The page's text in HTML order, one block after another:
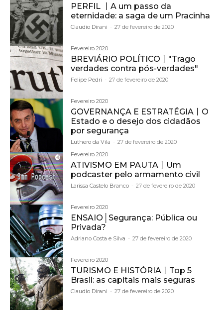
PERFIL 丨A um passo da
eternidade: a saga de um Pracinha
Claudio Dirani - 27 de fevereiro de 2020
Fevereiro 2020
BREVIÁRIO POLÍTICO丨"Trago
verdades contra pós-verdades"
Felipe Pedri - 27 de fevereiro de 2020
Fevereiro 2020
GOVERNANÇA E ESTRATÉGIA丨O
Estado e o desejo dos cidadãos
por segurança
Luthero da Vila - 27 de fevereiro de 2020
Fevereiro 2020
ATIVISMO EM PAUTA丨Um
podcaster pelo armamento civil
Larissa Castelo Branco - 27 de fevereiro de 2020
Fevereiro 2020
ENSAIO│Segurança: Pública ou
Privada?
Adriano Costa e Silva - 27 de fevereiro de 2020
Fevereiro 2020
TURISMO E HISTÓRIA丨Top 5
Brasil: as capitais mais seguras
Claudio Dirani - 27 de fevereiro de 2020